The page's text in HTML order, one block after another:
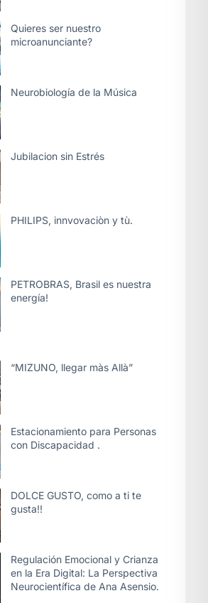
Quieres ser nuestro
microanunciante?
Neurobiología de la Música
Jubilacion sin Estrés
PHILIPS, innvovaciòn y tù.
PETROBRAS, Brasil es nuestra
energía!
“MIZUNO, llegar màs Allà”
Estacionamiento para Personas
con Discapacidad .
DOLCE GUSTO, como a ti te
gusta!!
Regulación Emocional y Crianza
en la Era Digital: La Perspectiva
Neurocientífica de Ana Asensio.